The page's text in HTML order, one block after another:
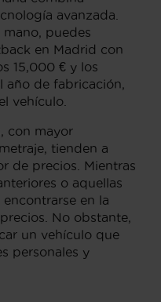
avanzada.
puedes
en Madrid con
15,000 € y los
de fabricación,
vehículo.
con mayor
tienden a
de precios. Mientras
o aquellas
en la
No obstante,
un vehículo que
personales y